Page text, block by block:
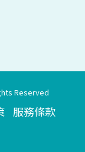
Reserved
服務條款